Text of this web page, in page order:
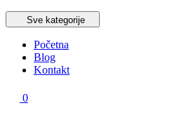
Sve kategorije
Početna
Blog
Kontakt
0